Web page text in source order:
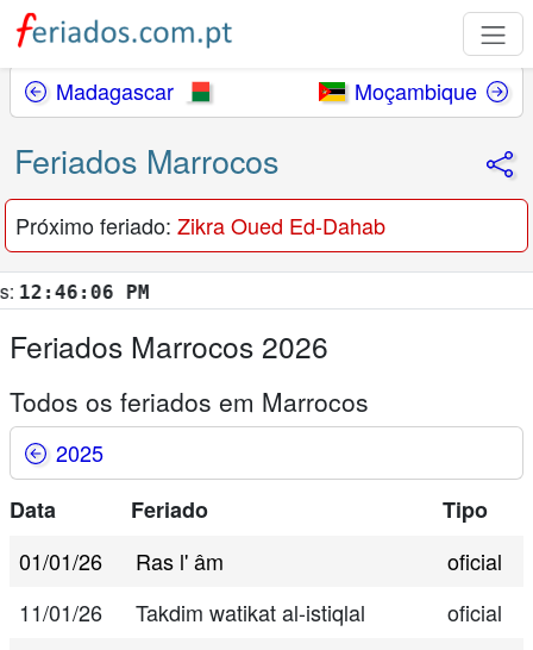
Madagascar Moçambique
Feriados Marrocos
Próximo feriado: Zikra Oued Ed-Dahab
PM
Feriados Marrocos 2026
Todos os feriados em Marrocos
2025
Data
Feriado
Tipo
01/01/26
Ras l' âm
oficial
11/01/26
Takdim watikat al-istiqlal
oficial